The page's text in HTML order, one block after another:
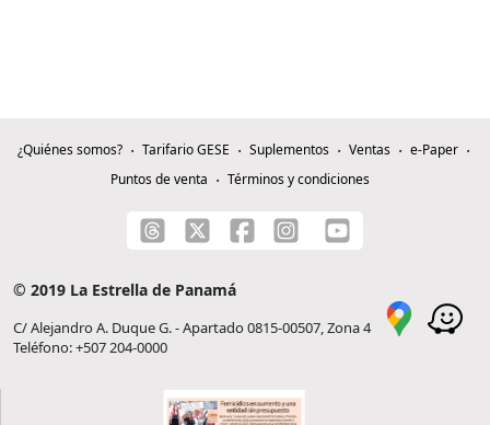
¿Quiénes somos? Tarifario GESE Suplementos Ventas
e-Paper
Puntos de venta
Términos y condiciones
© 2019 La Estrella de Panamá
C/ Alejandro A. Duque G. - Apartado 0815-00507, Zona 4
Teléfono: +507 204-0000